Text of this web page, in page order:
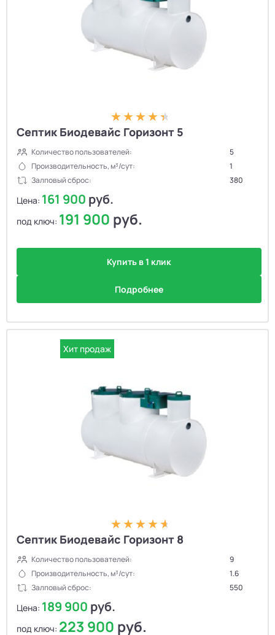
Септик Биодевайс Горизонт 5
Количество пользователей:
5
Производительность, м³/сут:
1
Залповый сброс:
380
Цена: 161 900 руб.
под ключ: 191 900 руб.
Купить в 1 клик
Подробнее
Хит продаж
Септик Биодевайс Горизонт 8
Количество пользователей:
9
Производительность, м³/сут:
1.6
Залповый сброс:
550
Цена: 189 900 руб.
под ключ: 223 900 руб.